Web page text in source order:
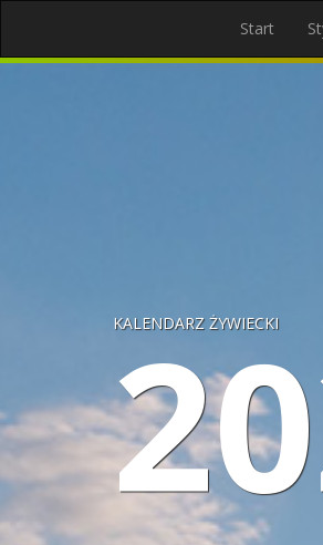
Start
KALENDARZ ŻYWIECKI